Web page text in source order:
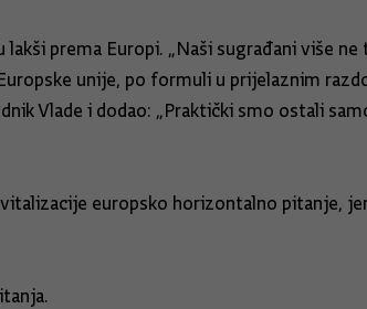
prema Europi. „Naši sugrađani više ne
unije, po formuli u prijelaznim
Vlade i dodao: „Praktički smo ostali
europsko horizontalno pitanje,